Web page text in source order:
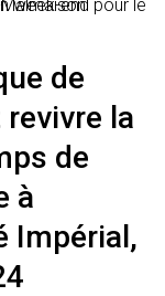
de
la
de
à
Impérial,